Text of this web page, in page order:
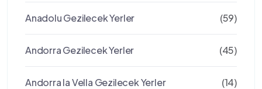
Anadolu Gezilecek Yerler (59)
Andorra Gezilecek Yerler (45)
Andorra la Vella Gezilecek Yerler (14)